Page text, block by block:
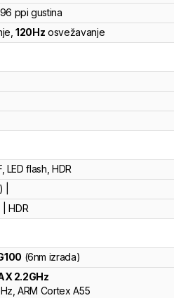
ppi gustina
120Hz osvežavanje
LED flash, HDR
HDR
(6nm izrada)
2.2GHz
ARM Cortex A55